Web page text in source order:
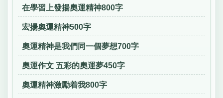
在學習上發揚奧運精神800字
宏揚奧運精神500字
奧運精神是我們同一個夢想700字
奧運作文 五彩的奧運夢450字
奧運精神激勵着我800字